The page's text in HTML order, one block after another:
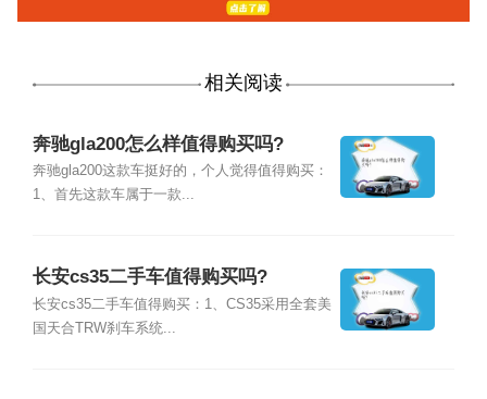
相关阅读
奔驰gla200怎么样值得购买吗?
奔驰gla200这款车挺好的，个人觉得值得购买：
1、首先这款车属于一款...
长安cs35二手车值得购买吗?
长安cs35二手车值得购买：1、CS35采用全套美
国天合TRW刹车系统...